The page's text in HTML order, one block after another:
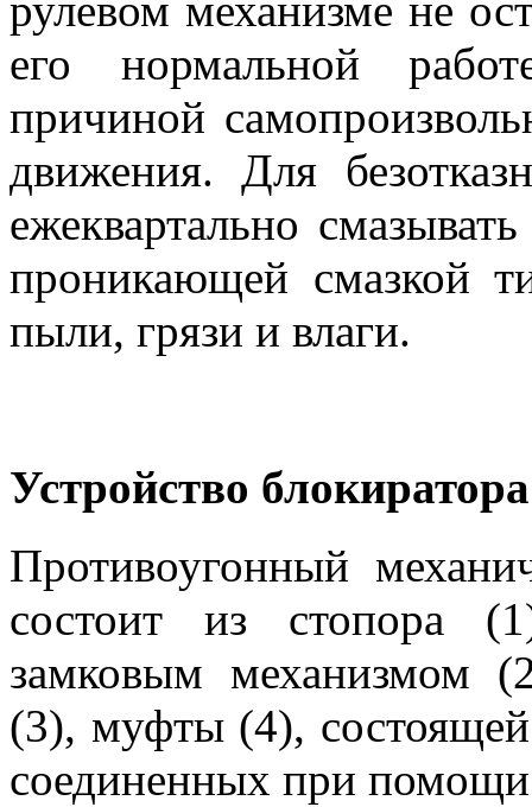
его нормальной
причиной
движения. Для
ежеквартально
проникающей смазкой
пыли, грязи и влаги.
Устройство
Противоугонный
состоит из стопора
замковым механизмом
(3), муфты (4),
соединенных при